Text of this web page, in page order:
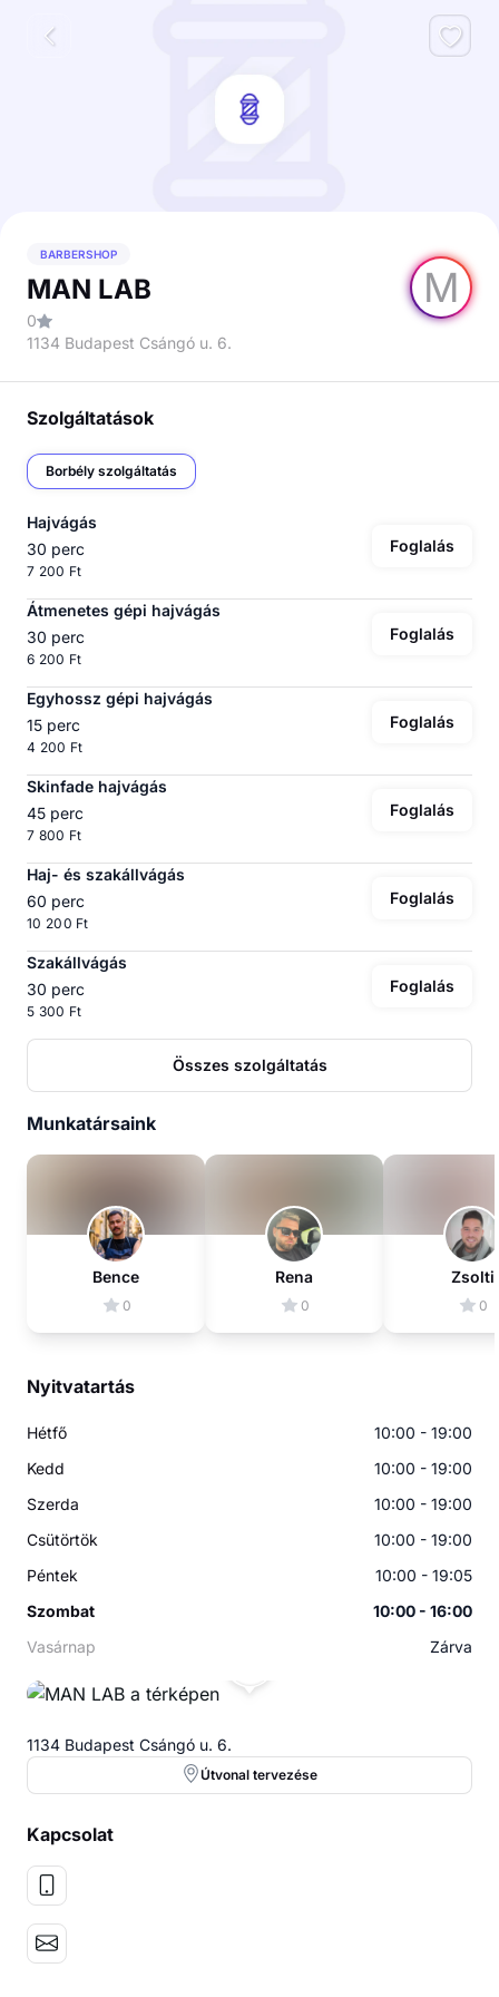
M
BARBERSHOP
MAN LAB
0
1134 Budapest Csángó u. 6.
Szolgáltatások
Borbély szolgáltatás
Hajvágás
30 perc
7 200 Ft
Foglalás
Átmenetes gépi hajvágás
30 perc
6 200 Ft
Foglalás
Egyhossz gépi hajvágás
15 perc
4 200 Ft
Foglalás
Skinfade hajvágás
45 perc
7 800 Ft
Foglalás
Haj- és szakállvágás
60 perc
10 200 Ft
Foglalás
Szakállvágás
30 perc
5 300 Ft
Foglalás
Összes szolgáltatás
Munkatársaink
Bence
0
Rena
0
Zsolti
0
Nyitvatartás
Hétfő
10:00 - 19:00
Kedd
10:00 - 19:00
Szerda
10:00 - 19:00
Csütörtök
10:00 - 19:00
Péntek
10:00 - 19:05
Szombat
10:00 - 16:00
Vasárnap
Zárva
1134 Budapest Csángó u. 6.
Útvonal tervezése
Kapcsolat